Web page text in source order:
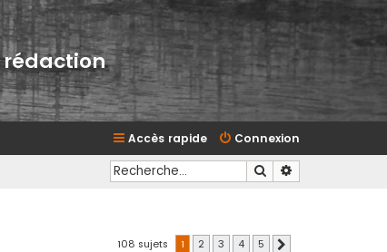
rédaction
Connexion
Accès rapide
Rechercher
108 sujets 1 2 3 4 5